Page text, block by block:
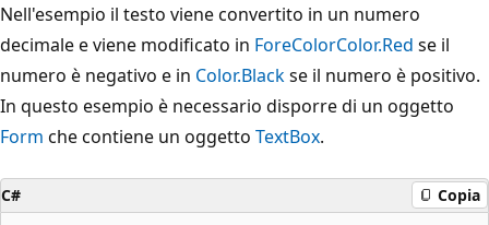
Nell'esempio il testo viene convertito in un numero
decimale e viene modificato in ForeColorColor.Red se il
numero è negativo e in Color.Blackse il numero è positivo.
In questo esempio è necessario disporre di un oggetto
Form che contiene un oggetto TextBox.
C# Copia